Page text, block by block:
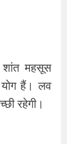
महसूस
हैं। लव
रहेगी।